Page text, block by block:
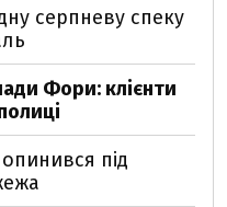
серпневу спеку
Фори: клієнти
під